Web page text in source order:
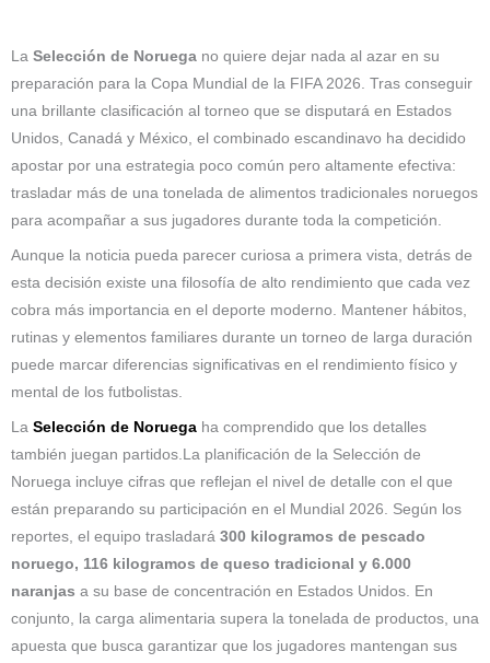
La Selección de Noruega no quiere dejar nada al azar en su
preparación para la Copa Mundial de la FIFA 2026. Tras conseguir
una brillante clasificación al torneo que se disputará en Estados
Unidos, Canadá y México, el combinado escandinavo ha decidido
apostar por una estrategia poco común pero altamente efectiva:
trasladar más de una tonelada de alimentos tradicionales noruegos
para acompañar a sus jugadores durante toda la competición.
Aunque la noticia pueda parecer curiosa a primera vista, detrás de
esta decisión existe una filosofía de alto rendimiento que cada vez
cobra más importancia en el deporte moderno. Mantener hábitos,
rutinas y elementos familiares durante un torneo de larga duración
puede marcar diferencias significativas en el rendimiento físico y
mental de los futbolistas.
La Selección de Noruega ha comprendido que los detalles
también juegan partidos.La planificación de la Selección de
Noruega incluye cifras que reflejan el nivel de detalle con el que
están preparando su participación en el Mundial 2026. Según los
reportes, el equipo trasladará 300 kilogramos de pescado
noruego, 116 kilogramos de queso tradicional y 6.000
naranjas a su base de concentración en Estados Unidos. En
conjunto, la carga alimentaria supera la tonelada de productos, una
apuesta que busca garantizar que los jugadores mantengan sus